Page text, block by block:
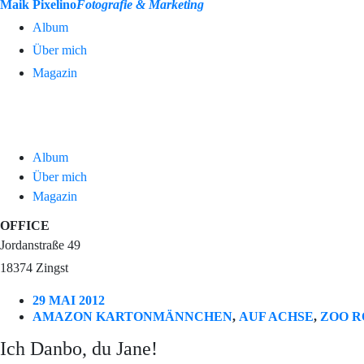
Maik PixelinoFotografie & Marketing
Album
Über mich
Magazin
Album
Über mich
Magazin
OFFICE
Jordanstraße 49
18374 Zingst
29 MAI 2012
AMAZON KARTONMÄNNCHEN, AUF ACHSE, ZOO
Ich Danbo, du Jane!